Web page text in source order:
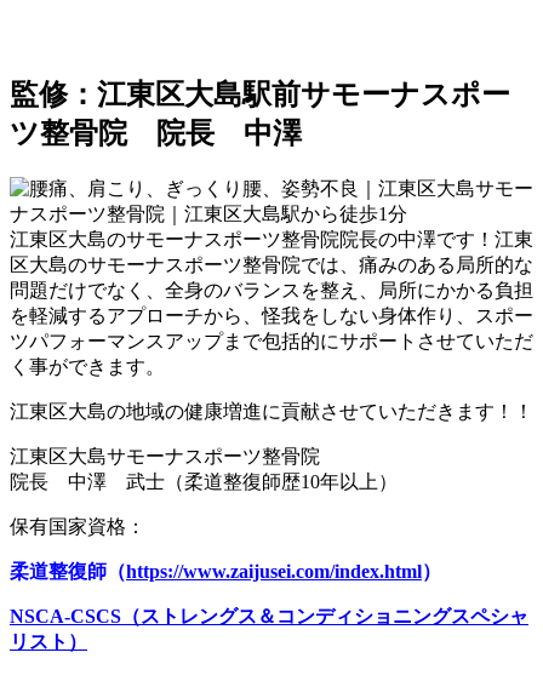
監修：江東区大島駅前サモーナスポー
ツ整骨院 院長 中澤
江東区大島のサモーナスポーツ整骨院院長の中澤です！江東
区大島のサモーナスポーツ整骨院では、痛みのある局所的な
問題だけでなく、全身のバランスを整え、局所にかかる負担
を軽減するアプローチから、怪我をしない身体作り、スポー
ツパフォーマンスアップまで包括的にサポートさせていただ
く事ができます。
江東区大島の地域の健康増進に貢献させていただきます！！
江東区大島サモーナスポーツ整骨院
院長 中澤 武士（柔道整復師歴10年以上）
保有国家資格：
柔道整復師（https://www.zaijusei.com/index.html）
NSCA-CSCS（ストレングス＆コンディショニングスペシャ
リスト）